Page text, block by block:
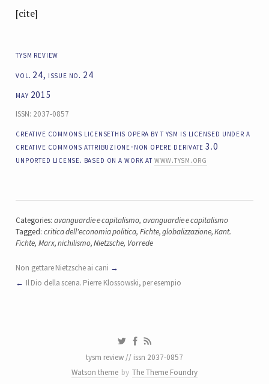
[cite]
tysm review
vol. 24, issue no. 24
may 2015
ISSN: 2037-0857
creative commons licensethis opera by t ysm is licensed under a
creative commons attribuzione-non opere derivate 3.0
unported license. based on a work atwww.tysm.org
Categories: avanguardie e capitalismo, avanguardie e capitalismo
Tagged: critica dell'economia politica, Fichte,globalizzazione,Kant.
Fichte, Marx,nichilismo,Nietzsche, Vorrede
Non gettare Nietzsche ai cani
Il Dio della scena. Pierre Klossowski, per esempio
tysm review // issn 2037-0857
Watson theme by The Theme Foundry